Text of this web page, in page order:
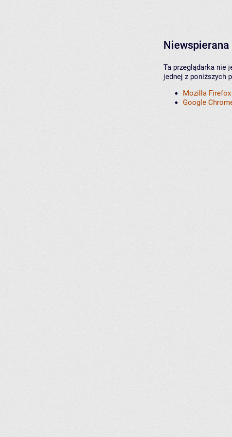
Ta przeglądarka nie
jednej z poniższych
Mozilla Firefox
Google